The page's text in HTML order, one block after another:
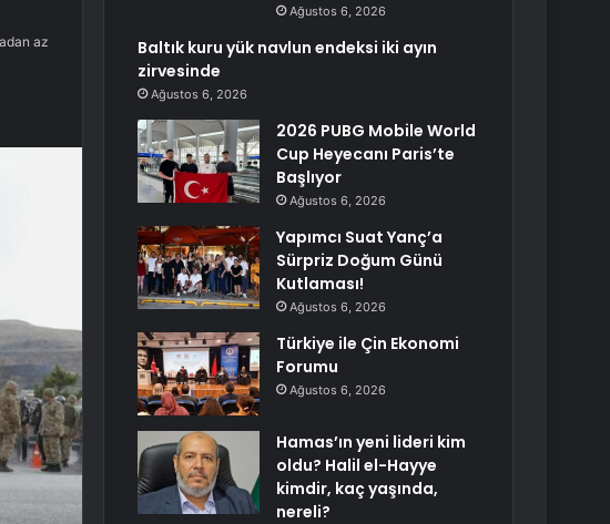
az
Ağustos 6, 2026
Baltık kuru yük navlun endeksi iki ayın
zirvesinde
Ağustos 6, 2026
2026 PUBG Mobile World
Cup Heyecanı Paris’te
Başlıyor
Ağustos 6, 2026
Yapımcı Suat Yanç’a
Sürpriz Doğum Günü
Kutlaması!
Ağustos 6, 2026
Türkiye ile Çin Ekonomi
Forumu
Ağustos 6, 2026
Hamas’ın yeni lideri kim
oldu? Halil el-Hayye
kimdir, kaç yaşında,
nereli?